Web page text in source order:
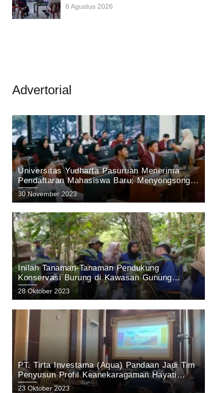
6 Agustus 2026
Advertorial
Universitas Yudharta Pasuruan Menerima
Pendaftaran Mahasiswa Baru; Menyongsong
Masa Depan Unggul dengan Inovasi dan
Prestasi.
30 November 2023
Inilah Tanaman-Tanaman Pendukung
Konservasi Burung di Kawasan Gunung
Arjuno Pasuruan: Hasil Penelitian tim KEHATI
Aqua Pandaan 2023
28 Oktober 2023
PT. Tirta Investama (Aqua) Pandaan Jadi Tim
Penyusun Profil Keanekaragaman Hayati
Kabupaten Pasuruan Tahun 2023
23 Oktober 2023